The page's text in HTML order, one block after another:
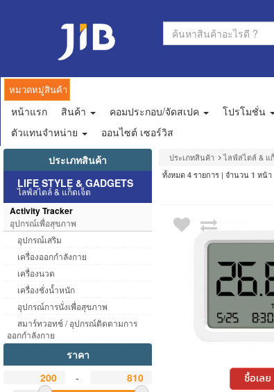
หมวดหมู่สินค้า
หน้าแรก สินค้า คอมประกอบ/จัดสเปค โปรโมชั่น
ตัวแทนจำหน่าย
ออนไซต์ เซอร์วิส
ประเภทสินค้า
LIFE STYLE & GADGETS
ไลฟ์สไตล์ & แก็ดเจ็ต
Activity Tracker
อุปกรณ์เพื่อสุขภาพ
อุปกรณ์เสริม
เครื่องออกกำลังกาย
เครื่องนวด
เครื่องชั่งน้ำหนัก
อุปกรณ์การนั่งเพื่อสุขภาพ
สมาร์ทวอทช์ / อุปกรณ์ติดตามการ
ออกกำลังกาย
ราคา
-
ประเภทสินค้า ไลฟ์สไตล์ & แ
ทั้งหมด 4 รายการ | จำนวน 1 หน้า
ซื้อเลย